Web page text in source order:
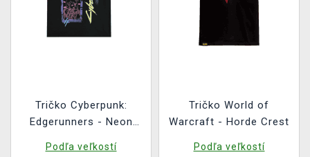
Tričko Cyberpunk:
Edgerunners - Neon
Podľa veľkostí
Tričko World of
Warcraft - Horde Crest
Podľa veľkostí